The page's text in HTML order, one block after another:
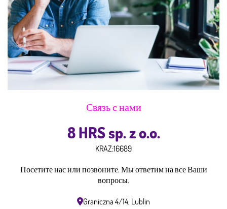
Связь с нами
8 HRS sp. z o.o.
KRAZ:16689
Посетите нас или позвоните. Мы ответим на все Ваши
вопросы.
Graniczna 4/14, Lublin